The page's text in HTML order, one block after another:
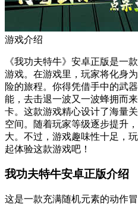
游戏介绍
《我功夫特牛》安卓正版是一
游戏。在游戏里，玩家将化身
险的旅程。你得凭借手中的武
能，去击退一波又一波蜂拥而
卡。这款游戏精心设计了海量
空间。随着玩家等级逐步提升
大。不过，游戏趣味性十足，
起体验这款游戏吧！
我功夫特牛安卓正版介绍
这是一款充满随机元素的动作